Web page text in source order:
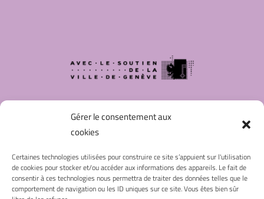
Gérer le consentement aux
cookies
Certaines technologies utilisées pour construire ce site s’appuient sur l'utilisation
de cookies pour stocker et/ou accéder aux informations des appareils. Le fait de
consentir à ces technologies nous permettra de traiter des données telles que le
comportement de navigation ou les ID uniques sur ce site. Vous êtes bien sûr
NOUS SUIVRE